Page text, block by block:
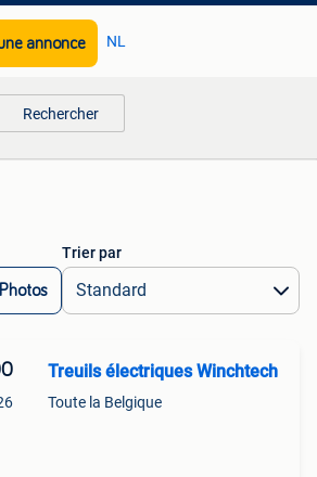
annonce NL
Rechercher
Photos
Trier par
Treuils électriques Winchtech
Toute la Belgique